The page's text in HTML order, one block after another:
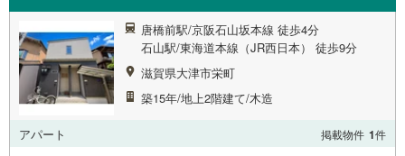
唐橋前駅/京阪石山坂本線 徒歩4分
石山駅/東海道本線（JR西日本） 徒歩9分
滋賀県大津市栄町
築15年/地上2階建て/木造
アパート 掲載物件 1件